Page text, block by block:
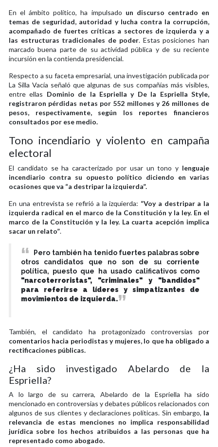
En el ámbito político, ha impulsado un discurso centrado en
temas de seguridad, autoridad y lucha contra la corrupción,
acompañado de fuertes críticas a sectores de izquierda y a
las estructuras tradicionales de poder. Estas posiciones han
marcado buena parte de su actividad pública y de su reciente
incursión en la contienda presidencial.
Respecto a su faceta empresarial, una investigación publicada por
La Silla Vacía señaló que algunas de sus compañías más visibles,
entre ellas Dominio de la Espriella y De la Espriella Style,
registraron pérdidas netas por 552 millones y 26 millones de
pesos, respectivamente, según los reportes financieros
consultados por ese medio.
Tono incendiario y violento en campaña
electoral
El candidato se ha caracterizado por usar un tono y lenguaje
incendiario contra su opuesto político diciendo en varias
ocasiones que va “a destripar la izquierda”.
En una entrevista se refirió a la izquierda: “Voy a destripar a la
izquierda radical en el marco de la Constitución y la ley. En el
marco de la Constitución y la ley. La cuarta acepción implica
sacar un relato”.
Pero también ha tenido fuertes palabras sobre
otros candidatos que no son de su corriente
política, puesto que ha usado calificativos como
"narcoterroristas", "criminales" y "bandidos"
para referirse a líderes y simpatizantes de
movimientos de izquierda.
También, el candidato ha protagonizado controversias por
comentarios hacia periodistas y mujeres, lo que ha obligado a
rectificaciones públicas.
¿Ha sido investigado Abelardo de la
Espriella?
A lo largo de su carrera, Abelardo de la Espriella ha sido
mencionado en controversias y debates públicos relacionados con
algunos de sus clientes y declaraciones políticas. Sin embargo, la
relevancia de estas menciones no implica responsabilidad
jurídica sobre los hechos atribuidos a las personas que ha
representado como abogado.